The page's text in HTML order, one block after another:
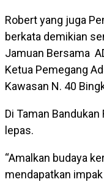
Robert yang juga
berkata demikian
Jamuan Bersama
Ketua Pemegang
Kawasan N. 40
Di Taman
lepas.
“Amalkan budaya
mendapatkan